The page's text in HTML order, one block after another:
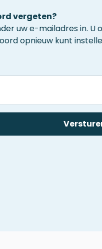
vergeten?
uw e-mailadres in. U
opnieuw kunt